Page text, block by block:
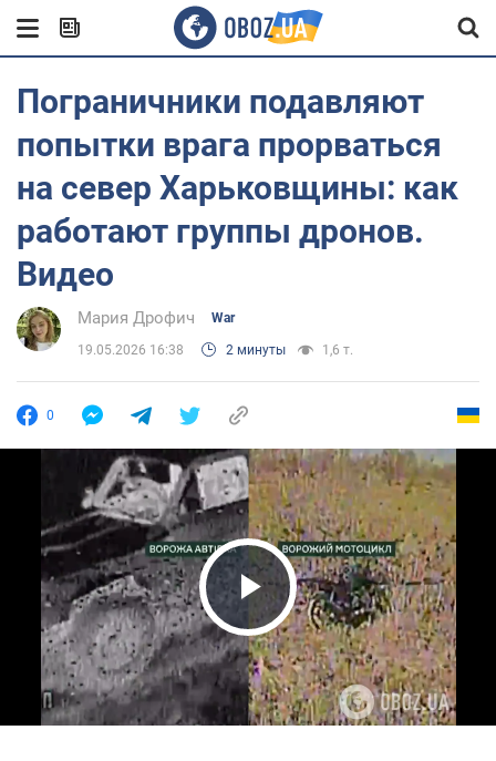
Пограничники подавляют
попытки врага прорваться
на север Харьковщины: как
работают группы дронов.
Видео
Мария Дрофич War
19.05.2026 16:38 2 минуты 1,6 т.
0
Play Video